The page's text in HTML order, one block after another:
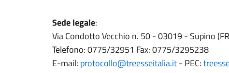
Sede legale:
Via Condotto Vecchio n. 50 - 03019 - Supino
Telefono: 0775/32951 Fax: 0775/3295238
E-mail: protocollo@treesseitalia.it- PEC: